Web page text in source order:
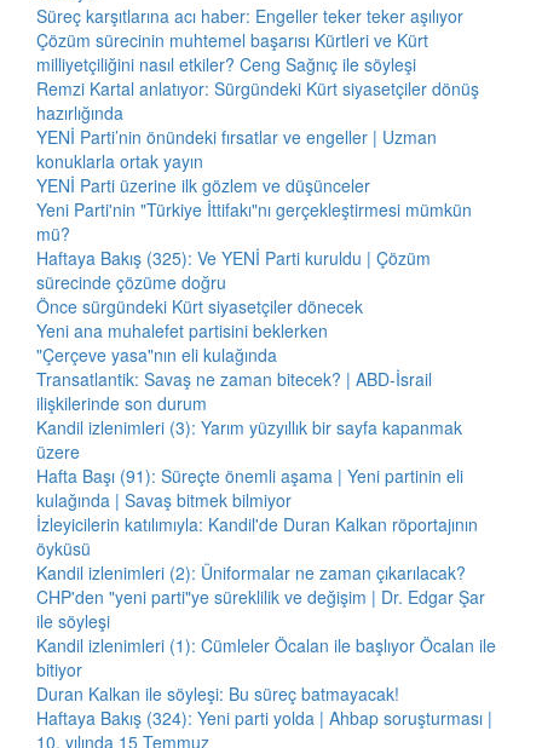
Süreç karşıtlarına acı haber: Engeller teker teker aşılıyor
Çözüm sürecinin muhtemel başarısı Kürtleri ve Kürt
milliyetçiliğini nasıl etkiler? Ceng Sağnıç ile söyleşi
Remzi Kartal anlatıyor: Sürgündeki Kürt siyasetçiler dönüş
hazırlığında
YENİ Parti’nin önündeki fırsatlar ve engeller | Uzman
konuklarla ortak yayın
YENİ Parti üzerine ilk gözlem ve düşünceler
Yeni Parti'nin "Türkiye İttifakı"nı gerçekleştirmesi mümkün
mü?
Haftaya Bakış (325): Ve YENİ Parti kuruldu | Çözüm
sürecinde çözüme doğru
Önce sürgündeki Kürt siyasetçiler dönecek
Yeni ana muhalefet partisini beklerken
"Çerçeve yasa"nın eli kulağında
Transatlantik: Savaş ne zaman bitecek? | ABD-İsrail
ilişkilerinde son durum
Kandil izlenimleri (3): Yarım yüzyıllık bir sayfa kapanmak
üzere
Hafta Başı (91): Süreçte önemli aşama | Yeni partinin eli
kulağında | Savaş bitmek bilmiyor
İzleyicilerin katılımıyla: Kandil'de Duran Kalkan röportajının
öyküsü
Kandil izlenimleri (2): Üniformalar ne zaman çıkarılacak?
CHP'den "yeni parti"ye süreklilik ve değişim | Dr. Edgar Şar
ile söyleşi
Kandil izlenimleri (1): Cümleler Öcalan ile başlıyor Öcalan ile
bitiyor
Duran Kalkan ile söyleşi: Bu süreç batmayacak!
Haftaya Bakış (324): Yeni parti yolda | Ahbap soruşturması |
10. yılında 15 Temmuz